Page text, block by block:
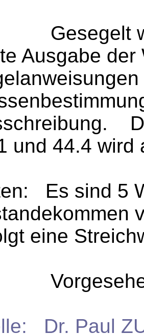
Gesegelt
Ausgabe
und 44.4 wird
Es sind 5
eine
Dr. Paul